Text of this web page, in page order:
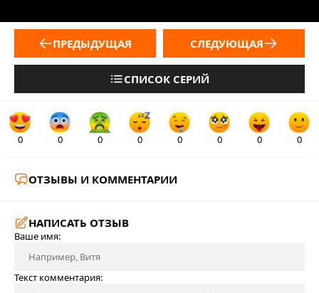
ПРЕДЫДУЩАЯ
СПИСОК СЕРИЙ
СЛЕДУЮЩАЯ
0 0 0 0 0 0 0 0
ОТЗЫВЫ И КОММЕНТАРИИ
НАПИСАТЬ ОТЗЫВ
Ваше имя:
Текст комментария: